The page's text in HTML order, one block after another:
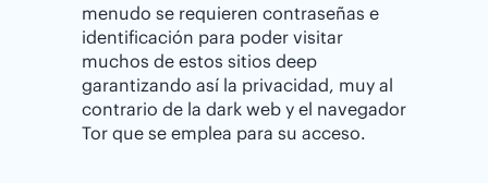
menudo se requieren contraseñas e
identificación para poder visitar
muchos de estos sitios deep
garantizando así la privacidad, muy al
contrario de la dark web y el navegador
Tor que se emplea para su acceso.